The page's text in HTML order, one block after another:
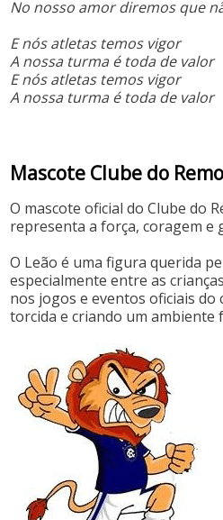
No nosso amor diremos que
E nós atletas temos vigor
A nossa turma é toda de valor
E nós atletas temos vigor
A nossa turma é toda de valor
Mascote Clube do Remo
O mascote oficial do Clube do
representa a força, coragem e
O Leão é uma figura querida
especialmente entre as
nos jogos e eventos oficiais do
torcida e criando um ambiente